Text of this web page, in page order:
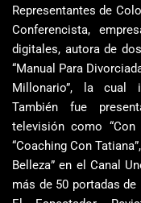
Representantes de
Conferencista,
digitales, autora de
“Manual Para
Millonario”, la cual
También fue
televisión como
“Coaching Con
Belleza” en el Canal
más de 50 portadas